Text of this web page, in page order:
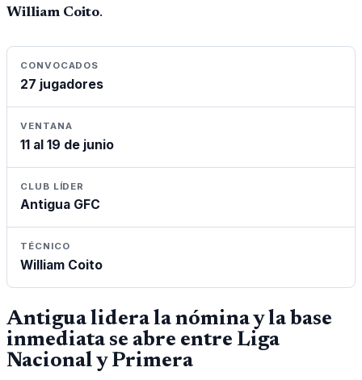
William Coito.
CONVOCADOS
27 jugadores
VENTANA
11 al 19 de junio
CLUB LÍDER
Antigua GFC
TÉCNICO
William Coito
Antigua lidera la nómina y la base
inmediata se abre entre Liga
Nacional y Primera